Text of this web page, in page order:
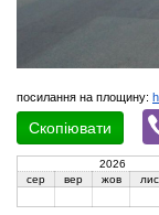
посилання на площину:
Скопіювати
2026
сер
вер жов лис